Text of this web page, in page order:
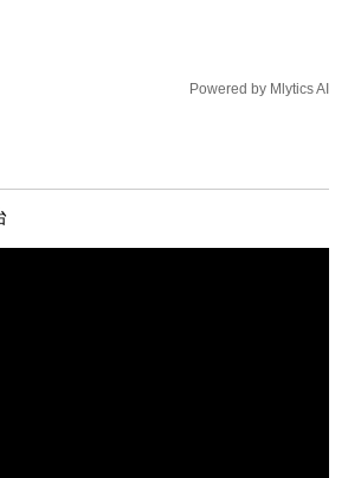
Powered by Mlytics AI